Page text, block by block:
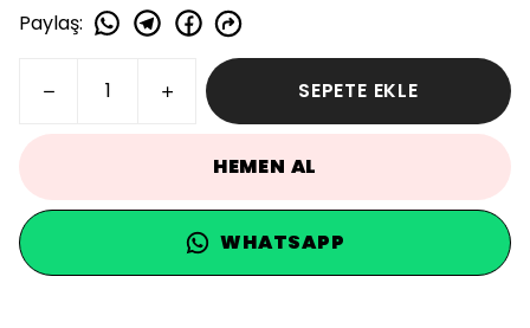
Paylaş:
SEPETE EKLE
HEMEN AL
WHATSAPP